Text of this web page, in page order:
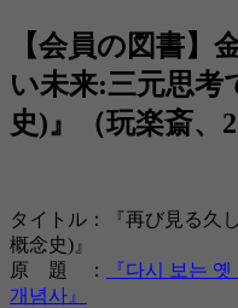
【会員の図書】
い未来:三元思考
史)』（玩楽斎、
タイトル：『再び見る久
概念史)』
原 題 ：
『다시 보는
개념사』